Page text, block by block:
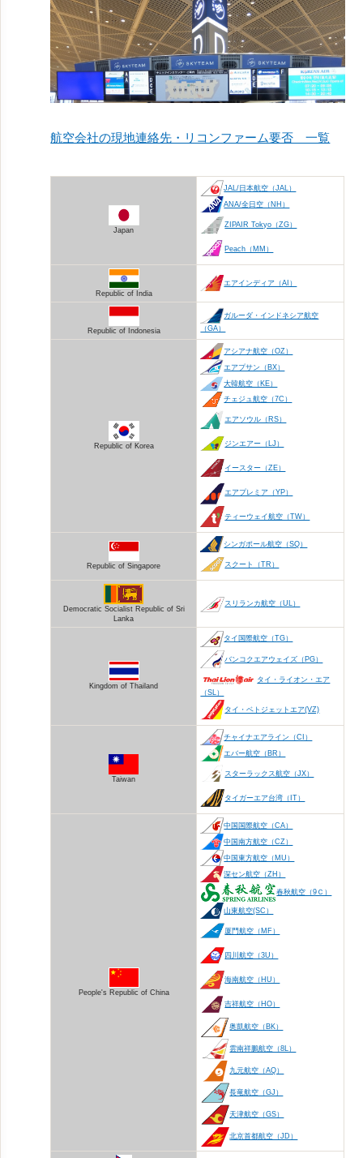
航空会社の現地連絡先・リコンファーム要否 一覧
Japan
JAL/日本航空（JAL）
ANA/全日空（NH）
ZIPAIR Tokyo（ZG）
Peach（MM）
Republic of India
エアインディア（AI）
Republic of Indonesia
ガルーダ・インドネシア航空
（GA）
Republic of Korea
アシアナ航空（OZ）
エアプサン（BX）
大韓航空（KE）
チェジュ航空（7C）
エアソウル（RS）
ジンエアー（LJ）
イースター（ZE）
エアプレミア（YP）
ティーウェイ航空（TW）
Republic of Singapore
シンガポール航空（SQ）
スクート（TR）
Democratic Socialist Republic of Sri
Lanka
スリランカ航空（UL）
Kingdom of Thailand
タイ国際航空（TG）
バンコクエアウェイズ（PG）
タイ・ライオン・エア
（SL）
タイ・ベトジェットエア(VZ)
Taiwan
チャイナエアライン（CI）
エバー航空（BR）
スターラックス航空（JX）
タイガーエア台湾（IT）
People's Republic of China
中国国際航空（CA）
中国南方航空（CZ）
中国東方航空（MU）
深セン航空（ZH）
春秋航空（9Ｃ）
山東航空(SC）
厦門航空（MF）
四川航空（3U）
海南航空（HU）
吉祥航空（HO）
奥凱航空（BK）
雲南祥鵬航空（8L）
九元航空（AQ）
長竜航空（GJ）
天津航空（GS）
北京首都航空（JD）